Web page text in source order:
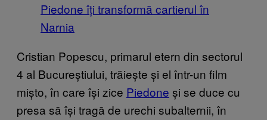
Piedone îți transformă cartierul în
Narnia
Cristian Popescu, primarul etern din sectorul
4 al Bucureștiului, trăiește și el într-un film
mișto, în care își zice Piedone și se duce cu
presa să își tragă de urechi subalternii, în